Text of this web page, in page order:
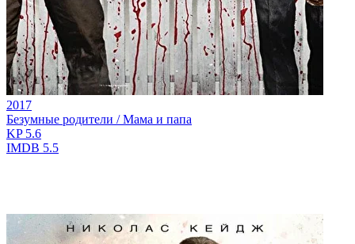
2017
Безумные родители / Мама и папа
KP5.6
IMDB 5.5